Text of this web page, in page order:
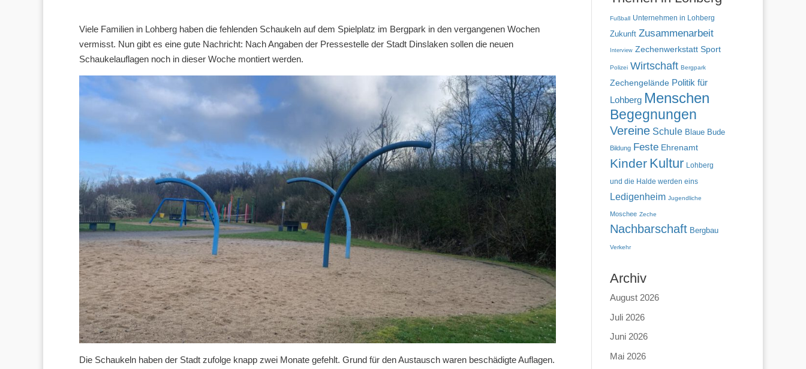
Viele Familien in Lohberg haben die fehlenden Schaukeln auf dem Spielplatz im Bergpark in den vergangenen Wochen
vermisst. Nun gibt es eine gute Nachricht: Nach Angaben der Pressestelle der Stadt Dinslaken sollen die neuen
Schaukelauflagen noch in dieser Woche montiert werden.
Die Schaukeln haben der Stadt zufolge knapp zwei Monate gefehlt. Grund für den Austausch waren beschädigte Auflagen.
Fußball Unternehmen in Lohberg
Zukunft Zusammenarbeit
Interview Zechenwerkstatt Sport
Polizei Wirtschaft Bergpark
Zechengelände Politik für
Lohberg Menschen
Begegnungen
Vereine Schule Blaue Bude
Bildung Feste Ehrenamt
Kinder Kultur Lohberg
und die Halde werden eins
Ledigenheim Jugendliche
Moschee Zeche
Nachbarschaft Bergbau
Verkehr
Archiv
August 2026
Juli 2026
Juni 2026
Mai 2026